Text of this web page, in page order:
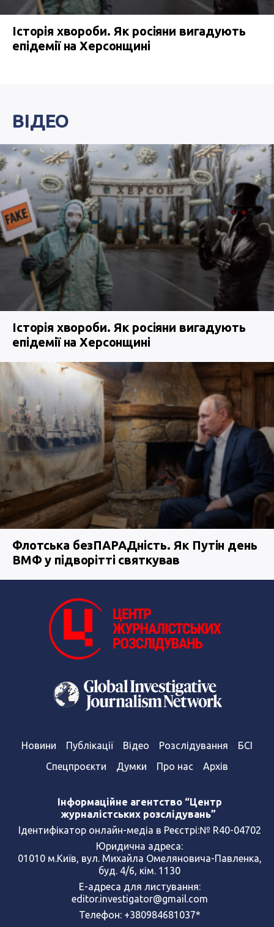
Історія хвороби. Як росіяни вигадують
епідемії на Херсонщині
ВІДЕО
Історія хвороби. Як росіяни вигадують
епідемії на Херсонщині
Флотська безПАРАДність. Як Путін день
ВМФ у підворітті святкував
Новини Публікації Відео Розслідування
БСІ
Спецпроєкти
Думки Про нас Архів
Інформаційне агентство “Центр
журналістських розслідувань”
Ідентифікатор онлайн-медіа в Реєстрі:№ R40-04702
Юридична адреса:
01010 м.Київ, вул. Михайла Омеляновича-Павленка,
буд. 4/6, кім. 1130
Е-адреса для листування:
editor.investigator@gmail.com
Телефон: +380984681037*